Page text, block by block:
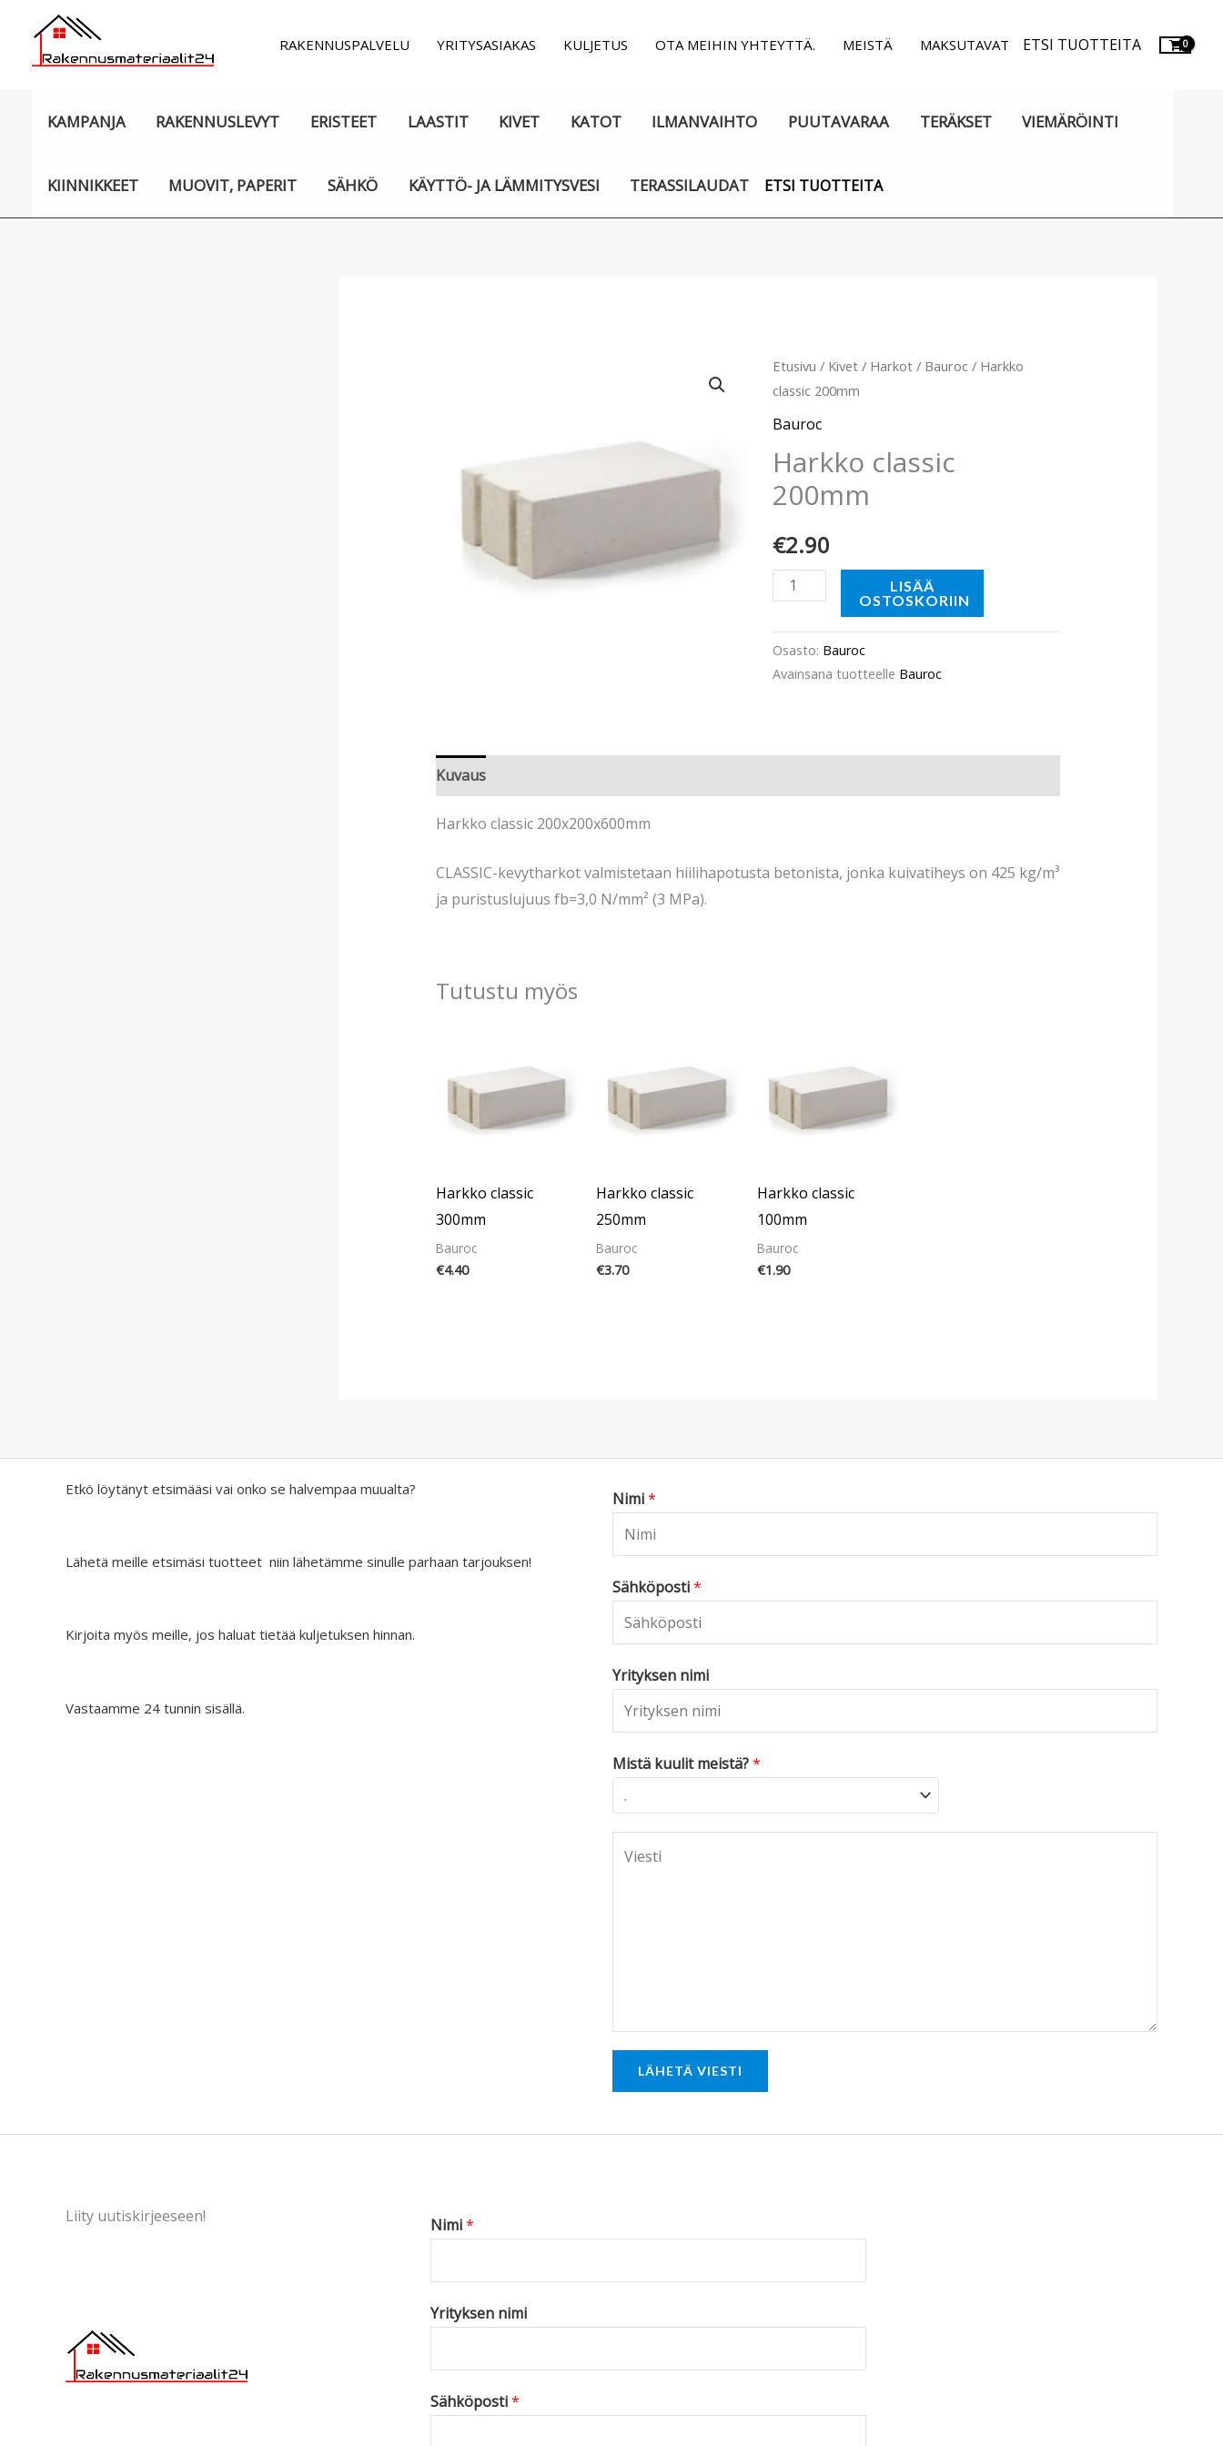
sisältöön
RAKENNUSPALVELU YRITYSASIAKAS KULJETUS OTA MEIHIN YHTEYTTÄ. MEISTÄ MAKSUTAVAT ETSI TUOTTEITA
KAMPANJA RAKENNUSLEVYT ERISTEET LAASTIT KIVET KATOT ILMANVAIHTO PUUTAVARAA TERÄKSET VIEMÄRÖINTI
KIINNIKKEET MUOVIT, PAPERIT SÄHKÖ KÄYTTÖ- JA LÄMMITYSVESI TERASSILAUDAT ETSI TUOTTEITA
Etusivu / Kivet / Harkot / Bauroc / Harkko
classic 200mm
Bauroc
Harkko classic
200mm
€2.90
Harkko
classic
200mm
LISÄÄ
OSTOSKORIIN
Osasto: Bauroc
Avainsana tuotteelle Bauroc
Kuvaus
Harkko classic 200x200x600mm
CLASSIC-kevytharkot valmistetaan hiilihapotusta betonista, jonka kuivatiheys on 425 kg/m³
ja puristuslujuus fb=3,0 N/mm² (3 MPa).
Tutustu myös
Harkko classic
300mm
Bauroc
€4.40
Harkko classic
250mm
Bauroc
€3.70
Harkko classic
100mm
Bauroc
€1.90
Etkö löytänyt etsimääsi vai onko se halvempaa muualta?
Lähetä meille etsimäsi tuotteet niin lähetämme sinulle parhaan tarjouksen!
Kirjoita myös meille, jos haluat tietää kuljetuksen hinnan.
Vastaamme 24 tunnin sisällä.
Nimi*
Sähköposti*
Yrityksen nimi
Mistä kuulit meistä?*
o
r
s
e
LÄHETÄ VIESTI
Liity uutiskirjeeseen! Nimi*
Yrityksen nimi
Sähköposti*